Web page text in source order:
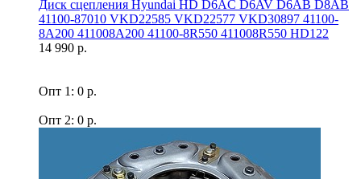
Диск сцепления Hyundai HD D6AC D6AV D6AB D8AB
41100-87010 VKD22585 VKD22577 VKD30897 41100-
8A200 411008A200 41100-8R550 411008R550 HD122
14 990 р.
Опт 1: 0 р.
Опт 2: 0 р.